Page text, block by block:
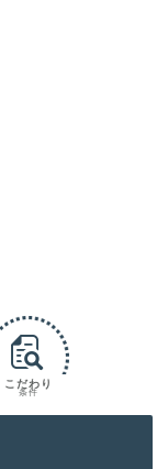
こだわり
条件